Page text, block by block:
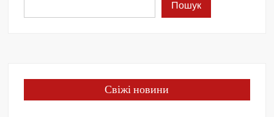
Пошук
Свіжі новини